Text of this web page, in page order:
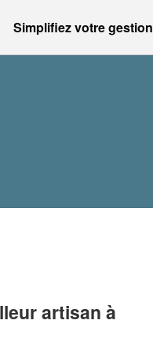
Simplifiez votre gestion
artisan à